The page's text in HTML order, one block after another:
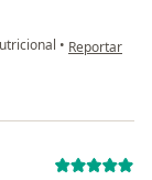
• en opinión
Reportar